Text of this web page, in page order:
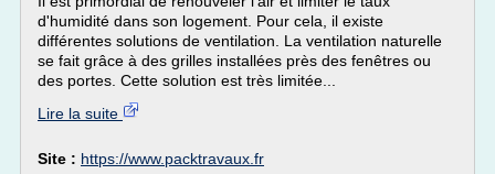
d'humidité dans son logement. Pour cela, il existe
différentes solutions de ventilation. La ventilation naturelle
se fait grâce à des grilles installées près des fenêtres ou
des portes. Cette solution est très limitée...
Lire la suite
Site : https://www.packtravaux.fr